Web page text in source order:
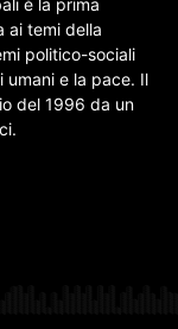
ai temi della
politico-sociali
umani e la pace. Il
del 1996 da un